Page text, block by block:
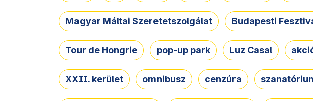
Magyar Máltai Szeretetszolgálat Budapesti
Tour de Hongrie pop-up park Luz Casal
XXII. kerület omnibusz cenzúra